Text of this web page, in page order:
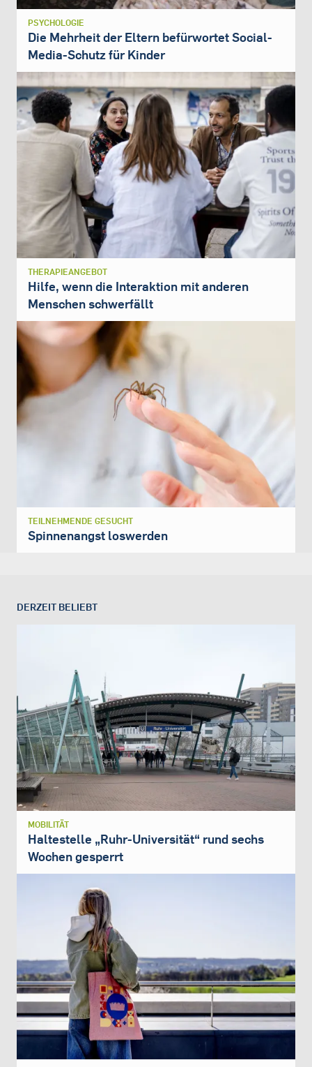
PSYCHOLOGIE
Die Mehrheit der Eltern befürwortet Social-
Media-Schutz für Kinder
THERAPIEANGEBOT
Hilfe, wenn die Interaktion mit anderen
Menschen schwerfällt
TEILNEHMENDE GESUCHT
Spinnenangst loswerden
DERZEIT BELIEBT
MOBILITÄT
Haltestelle „Ruhr-Universität“ rund sechs
Wochen gesperrt